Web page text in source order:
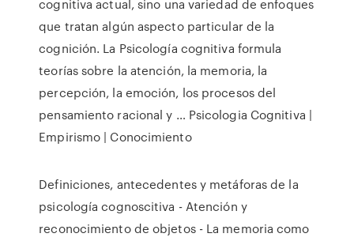
cognitiva actual, sino una variedad de enfoques
que tratan algún aspecto particular de la
cognición. La Psicología cognitiva formula
teorías sobre la atención, la memoria, la
percepción, la emoción, los procesos del
pensamiento racional y … Psicologia Cognitiva |
Empirismo | Conocimiento
Definiciones, antecedentes y metáforas de la
psicología cognoscitiva - Atención y
reconocimiento de objetos - La memoria como